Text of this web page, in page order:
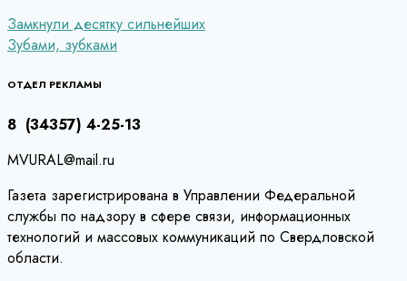
Навигация
по
записям
Замкнули десятку сильнейших
Зубами, зубками
ОТДЕЛ РЕКЛАМЫ
8 (34357) 4-25-13
MVURAL@mail.ru
Газета зарегистрирована в Управлении Федеральной
службы по надзору в сфере связи, информационных
технологий и массовых коммуникаций по Свердловской
области.